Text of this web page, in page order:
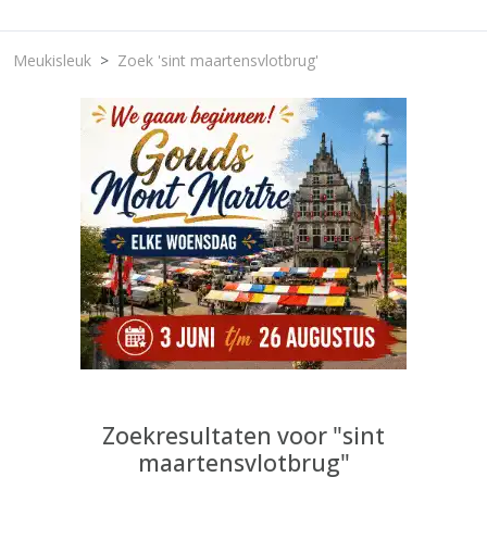
Meukisleuk Zoek 'sint maartensvlotbrug'
Zoekresultaten voor "sint
maartensvlotbrug"